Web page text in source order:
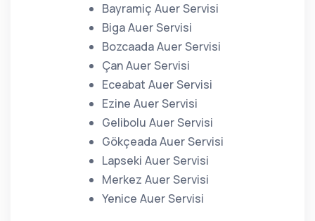
Bayramiç Auer Servisi
Biga Auer Servisi
Bozcaada Auer Servisi
Çan Auer Servisi
Eceabat Auer Servisi
Ezine Auer Servisi
Gelibolu Auer Servisi
Gökçeada Auer Servisi
Lapseki Auer Servisi
Merkez Auer Servisi
Yenice Auer Servisi